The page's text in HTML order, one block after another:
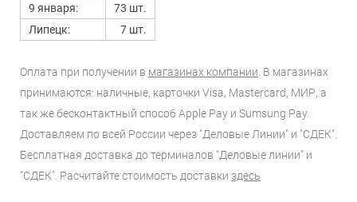
9 января:
73 шт.
Липецк:
7 шт.
Оплата при получении в магазинах компании . В магазинах
принимаются: наличные, карточки Visa, Mastercard, МИР, а
так же бесконтактный способ Apple Pay и Sumsung Pay.
Доставляем по всей России через "Деловые Линии" и "СДЕК".
Бесплатная доставка до терминалов "Деловые линии" и
"СДЕК". Расчитайте стоимость доставки здесь